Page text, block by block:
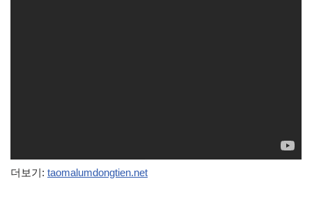
더보기: taomalumdongtien.net